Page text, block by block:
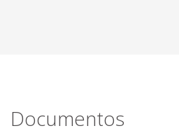
Documentos